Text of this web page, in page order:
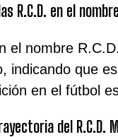
R.C.D. en el
el nombre
indicando que
en el fútbol
del R.C.D.